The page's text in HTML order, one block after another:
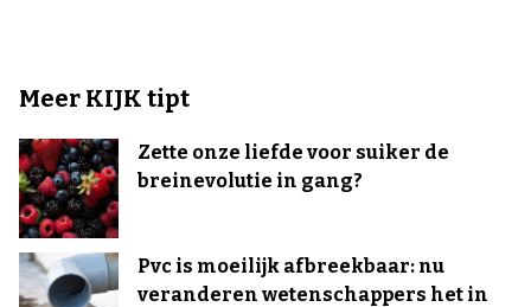
Meer KIJK tipt
Zette onze liefde voor suiker de
breinevolutie in gang?
Pvc is moeilijk afbreekbaar: nu
veranderen wetenschappers het in